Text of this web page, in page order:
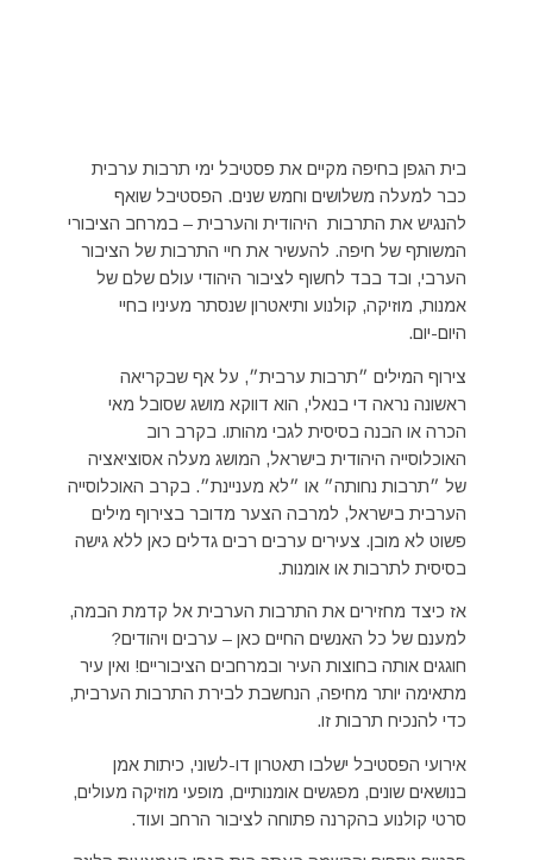
בית הגפן בחיפה מקיים את פסטיבל ימי תרבות ערבית
כבר למעלה משלושים וחמש שנים. הפסטיבל שואף
להנגיש את התרבות היהודית והערבית – במרחב הציבורי
המשותף של חיפה. להעשיר את חיי התרבות של הציבור
הערבי, ובד בבד לחשוף לציבור היהודי עולם שלם של
אמנות, מוזיקה, קולנוע ותיאטרון שנסתר מעיניו בחיי
היום-יום.
צירוף המילים ״תרבות ערבית״, על אף שבקריאה
ראשונה נראה די בנאלי, הוא דווקא מושג שסובל מאי
הכרה או הבנה בסיסית לגבי מהותו. בקרב רוב
האוכלוסייה היהודית בישראל, המושג מעלה אסוציאציה
של ״תרבות נחותה״ או ״לא מעניינת״. בקרב האוכלוסייה
הערבית בישראל, למרבה הצער מדובר בצירוף מילים
פשוט לא מובן. צעירים ערבים רבים גדלים כאן ללא גישה
בסיסית לתרבות או אומנות.
אז כיצד מחזירים את התרבות הערבית אל קדמת הבמה,
למענם של כל האנשים החיים כאן – ערבים ויהודים?
חוגגים אותה בחוצות העיר ובמרחבים הציבוריים! ואין עיר
מתאימה יותר מחיפה, הנחשבת לבירת התרבות הערבית,
כדי להנכיח תרבות זו.
אירועי הפסטיבל ישלבו תאטרון דו-לשוני, כיתות אמן
בנושאים שונים, מפגשים אומנותיים, מופעי מוזיקה מעולים,
סרטי קולנוע בהקרנה פתוחה לציבור הרחב ועוד.